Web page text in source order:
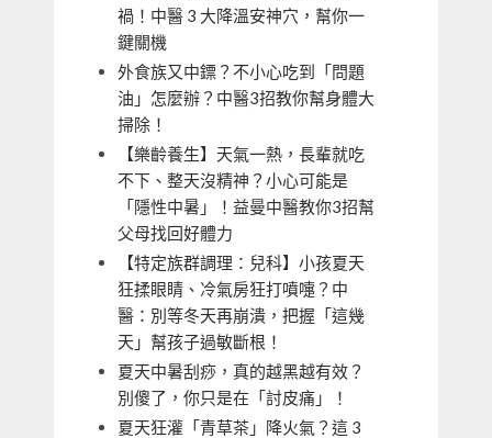
禍！中醫 3 大降溫安神穴，幫你一
鍵關機
外食族又中鏢？不小心吃到「問題
油」怎麼辦？中醫3招教你幫身體大
掃除！
【樂齡養生】天氣一熱，長輩就吃
不下、整天沒精神？小心可能是
「隱性中暑」！益曼中醫教你3招幫
父母找回好體力
【特定族群調理：兒科】小孩夏天
狂揉眼睛、冷氣房狂打噴嚏？中
醫：別等冬天再崩潰，把握「這幾
天」幫孩子過敏斷根！
夏天中暑刮痧，真的越黑越有效？
別傻了，你只是在「討皮痛」！
夏天狂灌「青草茶」降火氣？這 3